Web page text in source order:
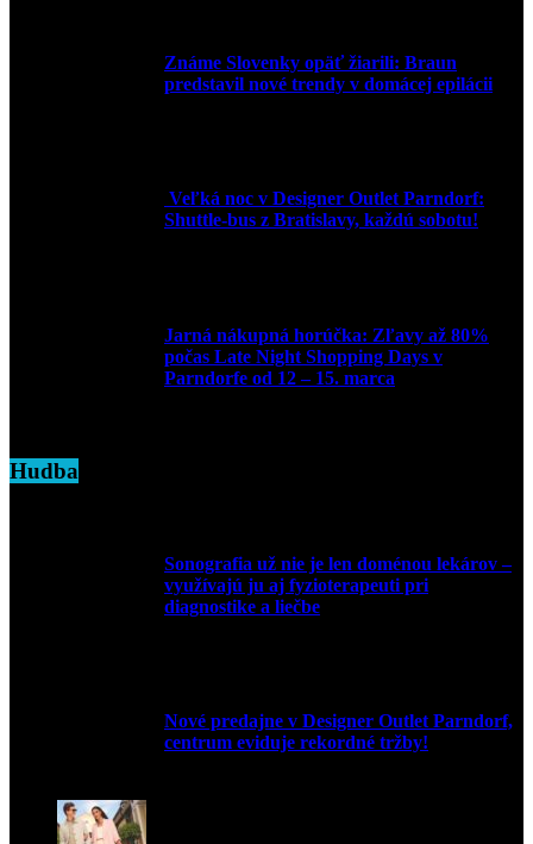
Známe Slovenky opäť žiarili: Braun
predstavil nové trendy v domácej epilácii
Veľká noc v Designer Outlet Parndorf:
Shuttle-bus z Bratislavy, každú sobotu!
Jarná nákupná horúčka: Zľavy až 80%
počas Late Night Shopping Days v
Parndorfe od 12 – 15. marca
Hudba
Sonografia už nie je len doménou lekárov –
využívajú ju aj fyzioterapeuti pri
diagnostike a liečbe
Nové predajne v Designer Outlet Parndorf,
centrum eviduje rekordné tržby!